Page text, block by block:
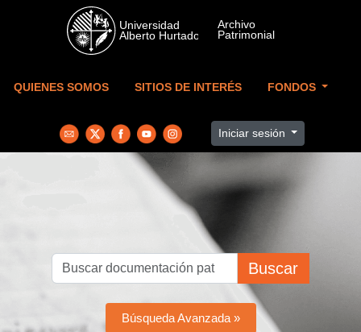
Skip to main content
QUIENES SOMOS SITIOS DE INTERÉS FONDOS
Iniciar sesión
Buscar
Búsqueda Avanzada »